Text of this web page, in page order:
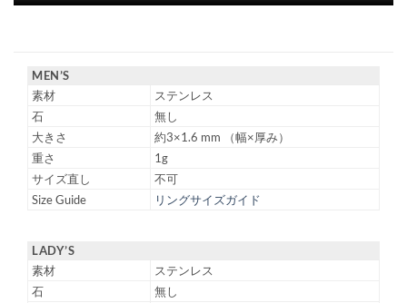
MEN’S
素材
ステンレス
石
無し
大きさ
約3×1.6 mm （幅×厚み）
重さ
1g
サイズ直し
不可
Size Guide
リングサイズガイド
LADY’S
素材
ステンレス
石
無し